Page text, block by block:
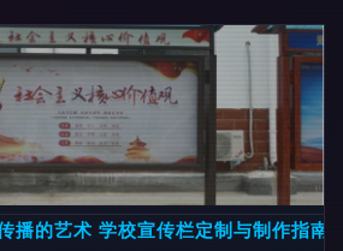
播的艺术 学校宣传栏定制与制作指南